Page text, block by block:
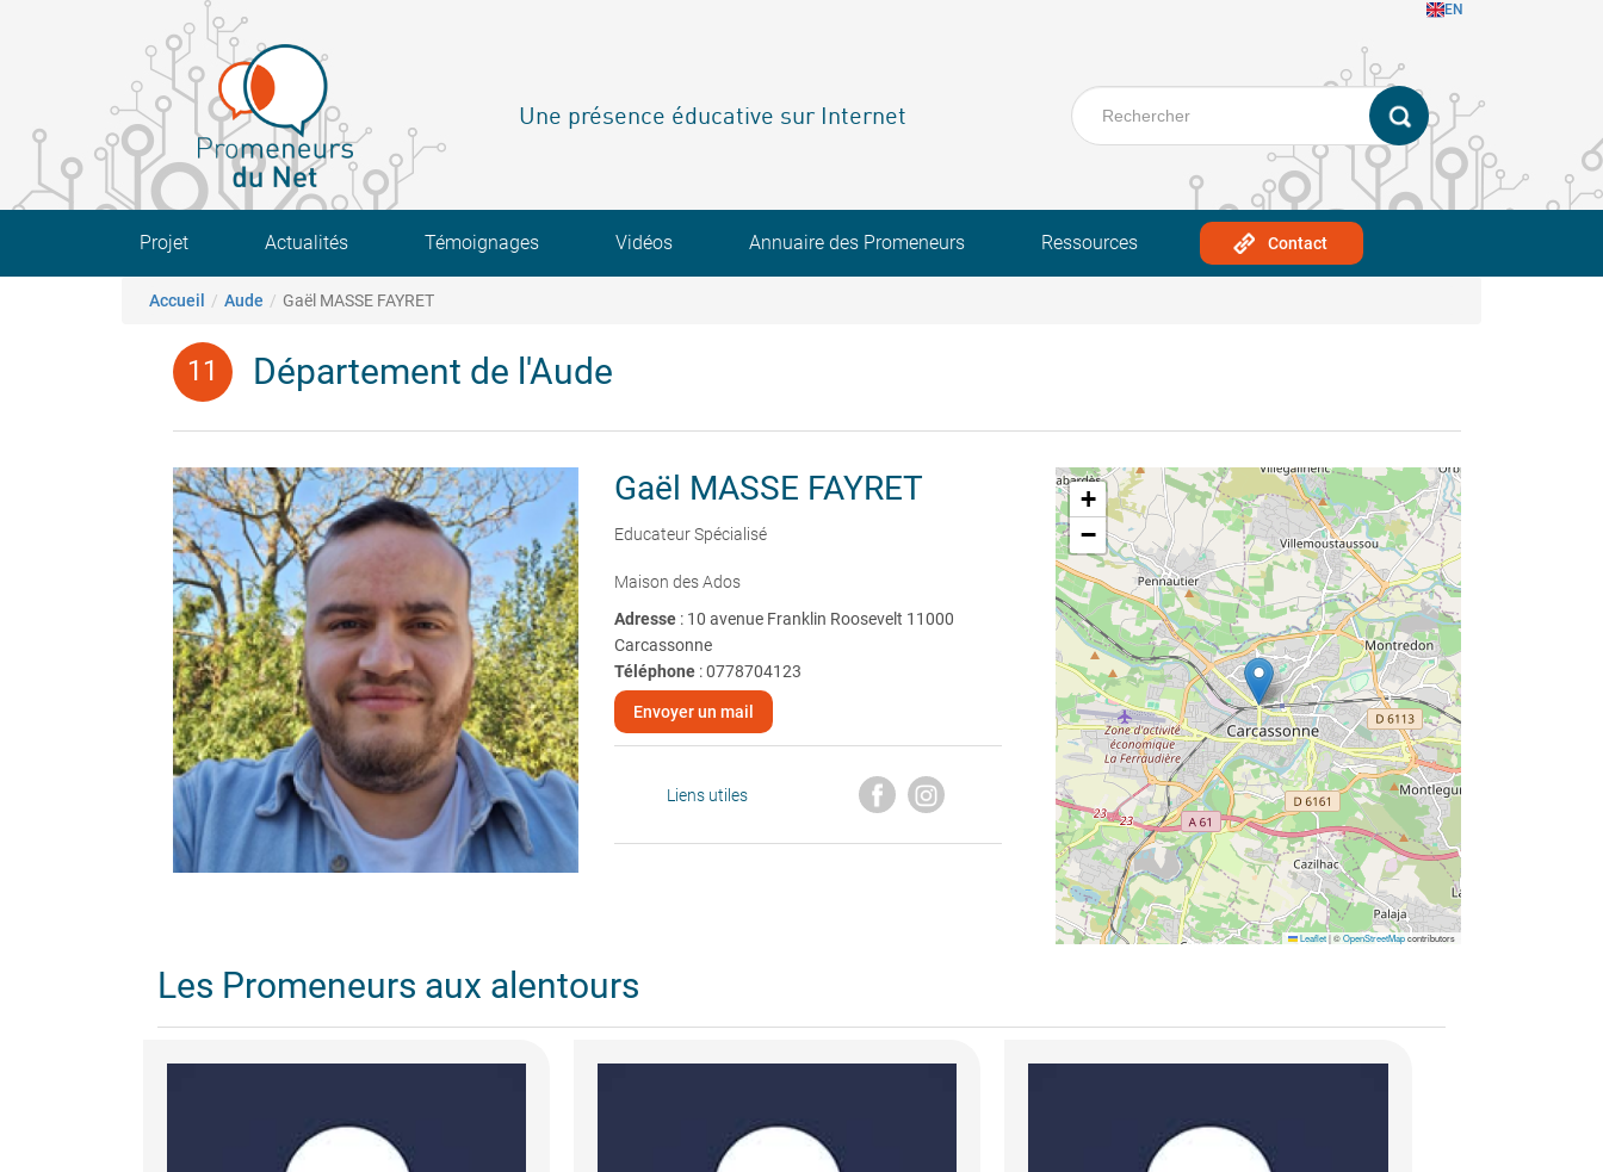
EN
Une présence éducative sur Internet
Main navigation
Projet Actualités Témoignages Vidéos Annuaire des Promeneurs Ressources Contact
Fil d'Ariane
Accueil Aude Gaël MASSE FAYRET
Département de l'Aude
Gaël MASSE FAYRET
Educateur Spécialisé
Maison des Ados
Adresse : 10 avenue Franklin Roosevelt 11000
Carcassonne
Téléphone:0778704123
Envoyer un mail
Liens utiles
+
−
Leaflet |©OpenStreetMapcontributors
Les Promeneurs aux alentours